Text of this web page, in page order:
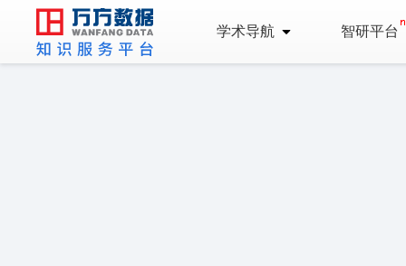
学术导航 智研平台